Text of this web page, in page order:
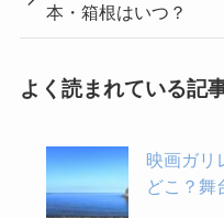
本・箱根はいつ？
よく読まれている記
映画ガリ
どこ？舞